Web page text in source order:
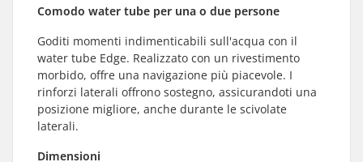
Comodo water tube per una o due persone
Goditi momenti indimenticabili sull'acqua con il
water tube Edge. Realizzato con un rivestimento
morbido, offre una navigazione più piacevole. I
rinforzi laterali offrono sostegno, assicurandoti una
posizione migliore, anche durante le scivolate
laterali.
Dimensioni